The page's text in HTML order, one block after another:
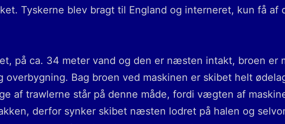
Tyskerne blev bragt til England og interneret, kun få af
på ca. 34 meter vand og den er næsten intakt, broen er
Bag broen ved maskinen er skibet helt
af trawlerne står på denne måde, fordi vægten af
derfor synker skibet næsten lodret på halen og